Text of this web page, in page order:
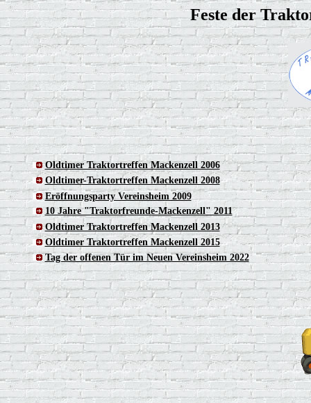
Feste der
Oldtimer Traktortreffen Mackenzell 2006
Oldtimer-Traktortreffen Mackenzell 2008
Eröffnungsparty Vereinsheim 2009
10 Jahre "Traktorfreunde-Mackenzell" 2011
Oldtimer Traktortreffen Mackenzell 2013
Oldtimer Traktortreffen Mackenzell 2015
Tag der offenen Tür im Neuen Vereinsheim 2022